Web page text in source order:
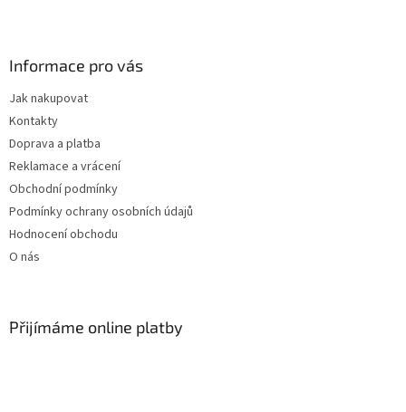
Informace pro vás
Jak nakupovat
Kontakty
Doprava a platba
Reklamace a vrácení
Obchodní podmínky
Podmínky ochrany osobních údajů
Hodnocení obchodu
O nás
Přijímáme online platby